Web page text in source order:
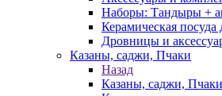
Наборы: Тандыры +
Керамическая посуда
Дровницы и
Казаны, саджи, Пчаки
Назад
Казаны, саджи, Пчаки